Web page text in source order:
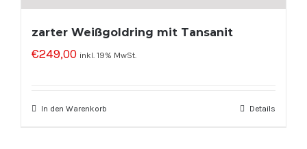
zarter Weißgoldring mit Tansanit
€249,00 inkl. 19% MwSt.
In den Warenkorb Details